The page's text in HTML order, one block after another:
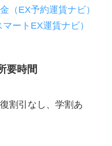
（EX予約運賃ナビ）
ートEX運賃ナビ）
要時間
割引なし 、学割あ